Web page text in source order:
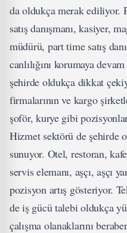
da oldukça merak ediliyor.
satış danışmanı, kasiyer,
müdürü, part time satış
canlılığını korumaya
şehirde oldukça dikkat
firmalarının ve kargo
şoför, kurye gibi
Hizmet sektörü de şehirde
sunuyor. Otel, restoran,
servis elemanı, aşçı, aşçı
pozisyon artış gösteriyor.
de iş gücü talebi oldukça
çalışma olanaklarını